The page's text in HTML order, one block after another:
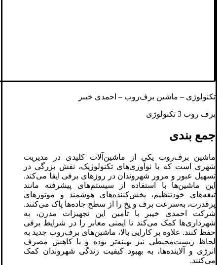
تکنولوژی – ماشین برف‌روب – احمدی خیبر
برف روب 3 تکنولوژی
جمع بندی
ماشین برف‌روب یکی از ماشین‌آلات کلیدی در مدیریت
شهری است که با نوآوری‌های تکنولوژیک، نقش بزرگی در
تسهیل عبور و مرور شهروندان در روزهای برفی ایفا می‌کند.
این ماشین‌ها با استفاده از سیستم‌های پیشرفته مانند
تیغه‌های خودتنظیم، پخش‌کننده‌های هوشمند و موتورهای
پرقدرت، به‌سرعت برف و یخ را از سطح جاده‌ها پاک می‌کنند.
شرکت احمدی خیبر با تأمین این تجهیزات مدرن، به
شهرداری‌ها کمک می‌کند تا ایمنی معابر را در شرایط برفی
حفظ کنند. علاوه بر کارایی بالا، ماشین‌های برف‌روب جدید به
لحاظ زیست‌محیطی نیز بهینه‌تر بوده و با کاهش مصرف
انرژی و آلاینده‌ها، به بهبود کیفیت زندگی شهروندان کمک
می‌کنند.